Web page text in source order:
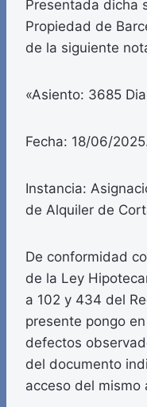
Presentada dicha
Propiedad de
de la siguiente
«Asiento: 3685
Fecha: 18/06/
Instancia:
de Alquiler de
De conformidad
de la Ley
a 102 y 434 del
presente pongo
defectos
del documento
acceso del mismo